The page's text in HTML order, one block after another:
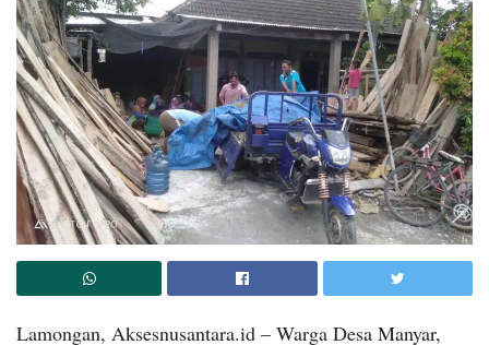
Lamongan, Aksesnusantara.id – Warga Desa Manyar,